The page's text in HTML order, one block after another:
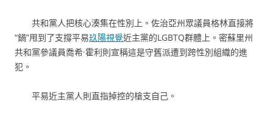
共和黨人把核心湊集在性別上。佐治亞州眾議員格林直接將
“鍋”甩到了支撐平易玖陽視覺近主黨的LGBTQ群體上。密蘇里州
共和黨參議員喬希·霍利則宣稱這是守舊派遭到跨性別組織的進
犯。
平易近主黨人則直指掉控的槍支自己。